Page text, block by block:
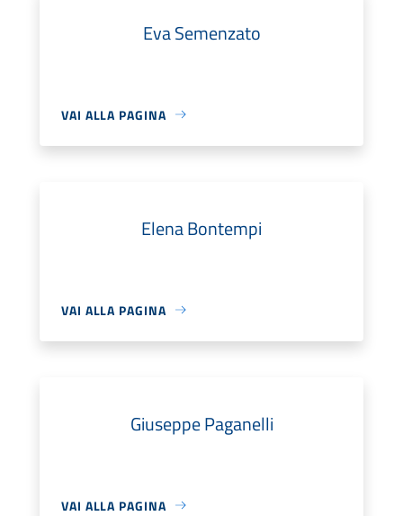
Eva Semenzato
VAI ALLA PAGINA
Elena Bontempi
VAI ALLA PAGINA
Giuseppe Paganelli
VAI ALLA PAGINA